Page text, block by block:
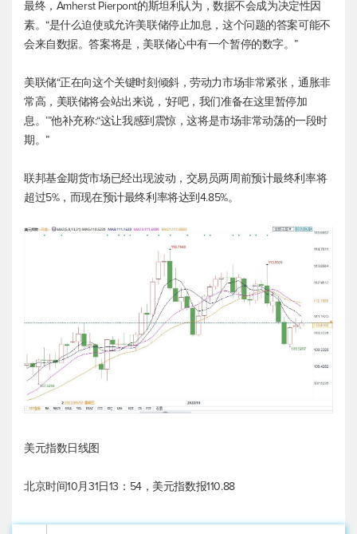
最终，Amherst Pierpont的斯坦利认为，数据不会成为决定性因
素。“是什么迫使或允许美联储停止加息，这个问题的答案可能不
会来自数据。答案将是，美联储心中有一个暂停的数字。”
美联储“正在向这个关键时刻倾斜，劳动力市场非常紧张，通胀非
常高，美联储将会站出来说，‘好吧，我们准备在这里暂停加
息。’”他补充称:“这让我感到震惊，这将是市场非常动荡的一段时
期。”
联邦基金期货市场已经出现波动，交易员两周前预计最终利率将
超过5%，而现在预计最终利率将达到4.85%。
美元指数日线图
北京时间10月31日13：54， 美元指数报110.88